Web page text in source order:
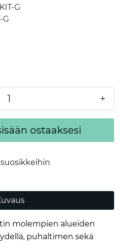
G
G
+
ostaaksesi
suosikkeihin
molempien alueiden
puhaltimen sekä